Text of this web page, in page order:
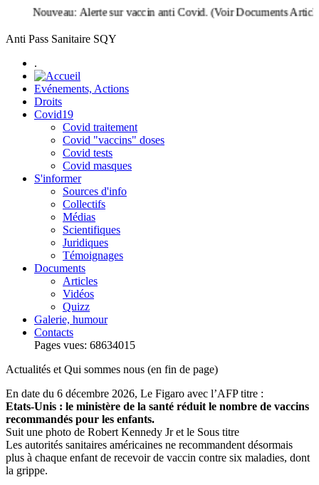
Alerte sur vaccin anti Covid. (Voir Documents Articles)
Anti Pass Sanitaire SQY
.
Evénements, Actions
Droits
Covid19
Covid traitement
Covid "vaccins" doses
Covid tests
Covid masques
S'informer
Sources d'info
Collectifs
Médias
Scientifiques
Juridiques
Témoignages
Documents
Articles
Vidéos
Quizz
Galerie, humour
Contacts
Pages vues: 68634015
Actualités et Qui sommes nous (en fin de page)
En date du 6 décembre 2026, Le Figaro avec l’AFP titre :
Etats-Unis : le ministère de la santé réduit le nombre de vaccins
recommandés pour les enfants.
Suit une photo de Robert Kennedy Jr et le Sous titre
Les autorités sanitaires américaines ne recommandent désormais
plus à chaque enfant de recevoir de vaccin contre six maladies, dont
la grippe.